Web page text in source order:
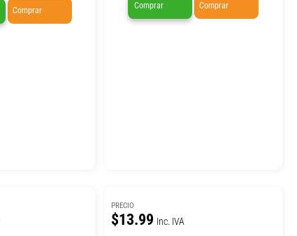
Comprar Comprar Comprar
PRECIO
$13.99 Inc. IVA